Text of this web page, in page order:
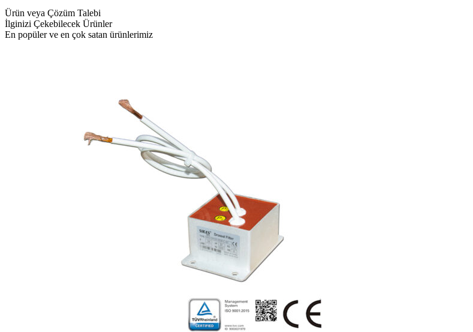
Ürün veya Çözüm Talebi
İlginizi Çekebilecek Ürünler
En popüler ve en çok satan ürünlerimiz